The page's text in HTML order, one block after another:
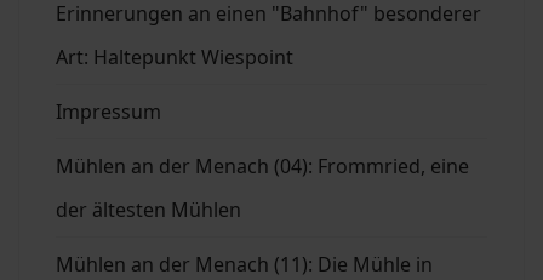
Erinnerungen an einen "Bahnhof" besonderer
Art: Haltepunkt Wiespoint
Impressum
Mühlen an der Menach (04): Frommried, eine
der ältesten Mühlen
Mühlen an der Menach (11): Die Mühle in